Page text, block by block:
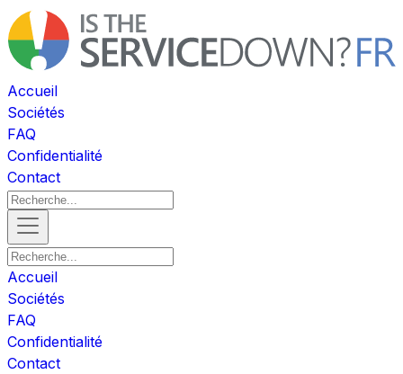
Accueil
Sociétés
FAQ
Confidentialité
Contact
Accueil
Sociétés
FAQ
Confidentialité
Contact